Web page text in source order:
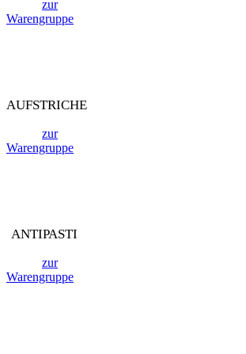
zur
Warengruppe
AUFSTRICHE
zur
Warengruppe
ANTIPASTI
zur
Warengruppe